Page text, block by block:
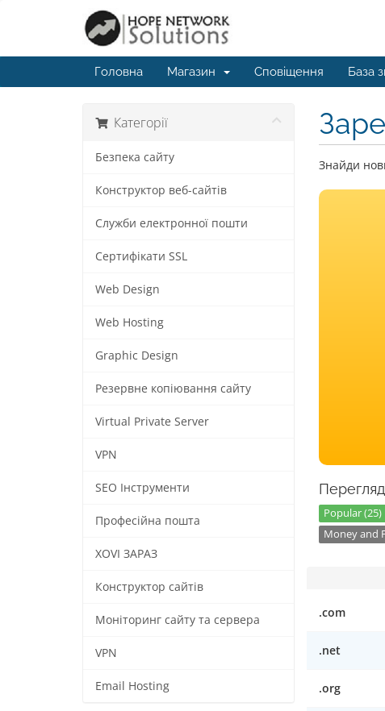
Головна Магазин Сповіщення База
Категорії
Безпека сайту
Конструктор веб-сайтів
Служби електронної пошти
Сертифікати SSL
Web Design
Web Hosting
Graphic Design
Резервне копіювання сайту
Virtual Private Server
VPN
SEO Інструменти
Професійна пошта
XOVI ЗАРАЗ
Конструктор сайтів
Моніторинг сайту та сервера
VPN
Email Hosting
Знайди
Popular (25)
Money and
.com
.net
.org